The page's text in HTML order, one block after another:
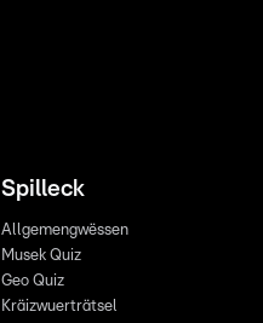
Spilleck
Allgemengwëssen
Musek Quiz
Geo Quiz
Kräizwuerträtsel